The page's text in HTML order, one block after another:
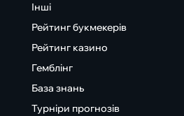
Інші
Рейтинг букмекерів
Рейтинг казино
Гемблінг
База знань
Турніри прогнозів